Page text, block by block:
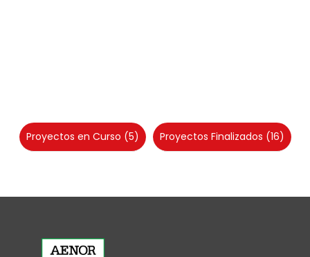
Proyectos en Curso (5) Proyectos Finalizados (16)